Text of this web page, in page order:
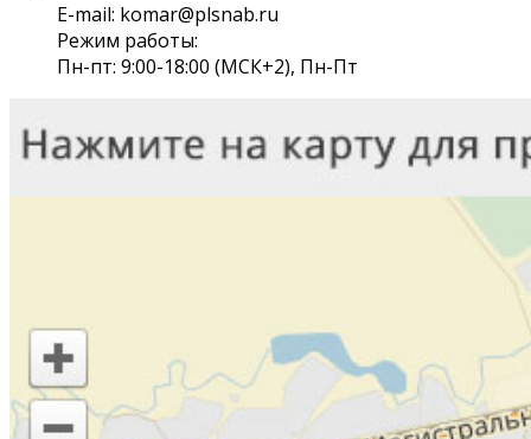
E-mail: komar@plsnab.ru
Режим работы:
Пн-пт: 9:00-18:00 (МСК+2), Пн-Пт